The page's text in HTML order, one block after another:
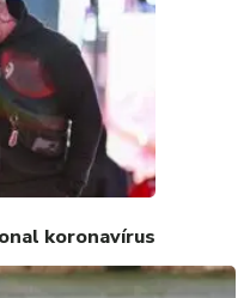
koronavírus